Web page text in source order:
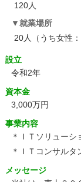
120人
就業場所
20人（うち女性
設立
令和2年
資本金
3,000万円
事業内容
＊ＩＴソリューシ
＊ＩＴコンサルタ
メッセージ